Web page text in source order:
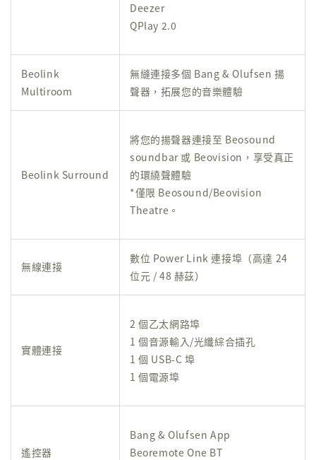
Deezer
QPlay 2.0
Beolink
Multiroom
無縫連接多個 Bang & Olufsen 揚
聲器，拓展您的音樂體驗
Beolink Surround
將您的揚聲器連接至 Beosound
soundbar 或 Beovision，享受真正
的環繞聲體驗
*僅限 Beosound/Beovision
Theatre。
無線連接
數位 Power Link 連接埠（高達 24
位元 / 48 赫茲）
實體連接
2 個乙太網路埠
1 個音源輸入/光纖綜合插孔
1 個 USB-C 埠
1 個電源埠
遙控器
Bang & Olufsen App
Beoremote One BT